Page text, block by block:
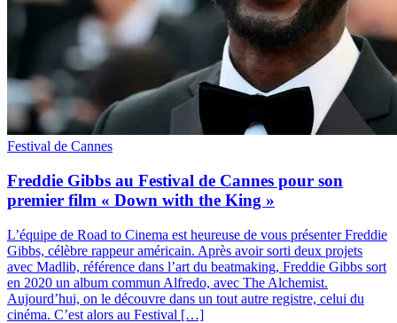
Festival de Cannes
Freddie Gibbs au Festival de Cannes pour son
premier film « Down with the King »
L’équipe de Road to Cinema est heureuse de vous présenter Freddie
Gibbs, célèbre rappeur américain. Après avoir sorti deux projets
avec Madlib, référence dans l’art du beatmaking, Freddie Gibbs sort
en 2020 un album commun Alfredo, avec The Alchemist.
Aujourd’hui, on le découvre dans un tout autre registre, celui du
cinéma. C’est alors au Festival […]